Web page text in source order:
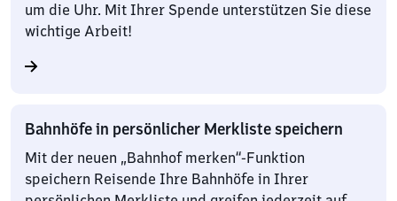
um die Uhr. Mit Ihrer Spende unterstützen Sie diese
wichtige Arbeit!
Bahnhöfe in persönlicher Merkliste speichern
Mit der neuen „Bahnhof merken“-Funktion
speichern Reisende Ihre Bahnhöfe in Ihrer